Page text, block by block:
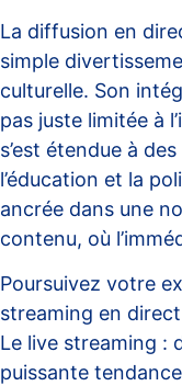
La diffusion en
simple
culturelle. Son
pas juste limitée à
s’est étendue à
l’éducation et la
ancrée dans une
contenu, où
Poursuivez votre
streaming en
Le live streaming :
puissante